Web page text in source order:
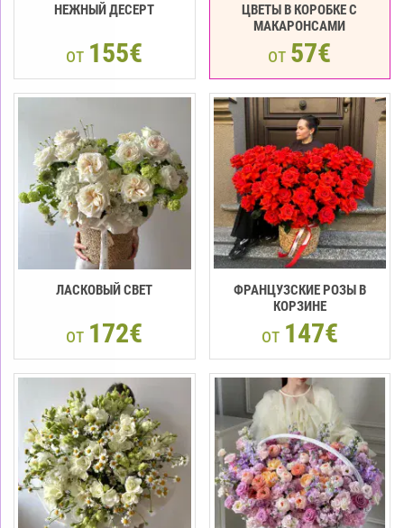
НЕЖНЫЙ ДЕСЕРТ
от 155€
ЦВЕТЫ В КОРОБКЕ С
МАКАРОНСАМИ
от 57€
ЛАСКОВЫЙ СВЕТ
от 172€
ФРАНЦУЗСКИЕ РОЗЫ В
КОРЗИНЕ
от 147€